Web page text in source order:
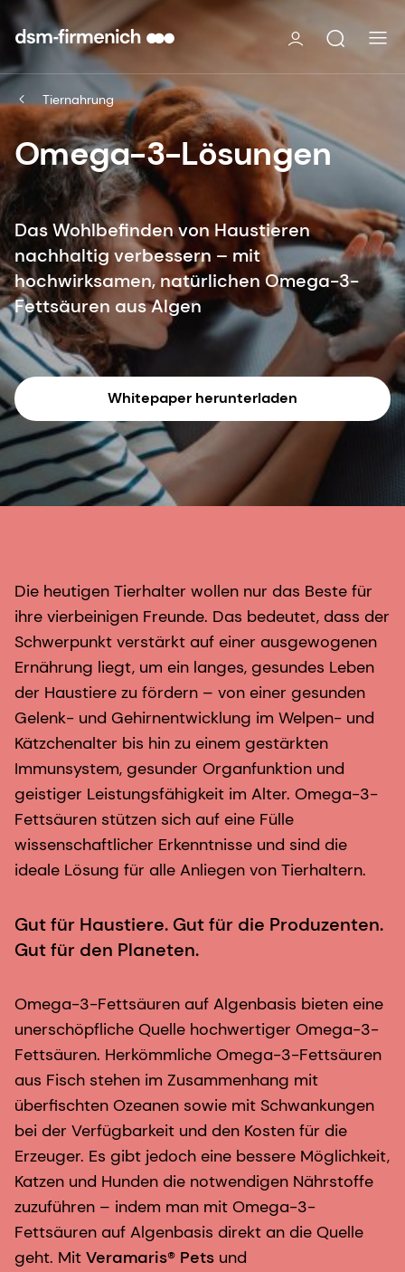
Tiernahrung
Omega-3-Lösungen
Das Wohlbefinden von Haustieren
nachhaltig verbessern – mit
hochwirksamen, natürlichen Omega-3-
Fettsäuren aus Algen
Whitepaper herunterladen
Die heutigen Tierhalter wollen nur das Beste für
ihre vierbeinigen Freunde. Das bedeutet, dass der
Schwerpunkt verstärkt auf einer ausgewogenen
Ernährung liegt, um ein langes, gesundes Leben
der Haustiere zu fördern – von einer gesunden
Gelenk- und Gehirnentwicklung im Welpen- und
Kätzchenalter bis hin zu einem gestärkten
Immunsystem, gesunder Organfunktion und
geistiger Leistungsfähigkeit im Alter. Omega-3-
Fettsäuren stützen sich auf eine Fülle
wissenschaftlicher Erkenntnisse und sind die
ideale Lösung für alle Anliegen von Tierhaltern.
Gut für Haustiere. Gut für die Produzenten.
Gut für den Planeten.
Omega-3-Fettsäuren auf Algenbasis bieten eine
unerschöpfliche Quelle hochwertiger Omega-3-
Fettsäuren. Herkömmliche Omega-3-Fettsäuren
aus Fisch stehen im Zusammenhang mit
überfischten Ozeanen sowie mit Schwankungen
bei der Verfügbarkeit und den Kosten für die
Erzeuger. Es gibt jedoch eine bessere Möglichkeit,
Katzen und Hunden die notwendigen Nährstoffe
zuzuführen – indem man mit Omega-3-
Fettsäuren auf Algenbasis direkt an die Quelle
geht. Mit Veramaris® Pets und